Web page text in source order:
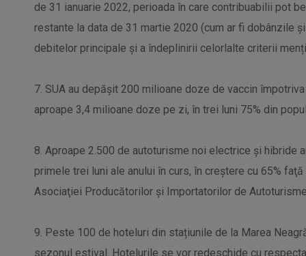
de 31 ianuarie 2022, perioada în care contribuabilii pot
restante la data de 31 martie 2020 (cum ar fi dobânzile
debitelor principale și a îndeplinirii celorlalte criterii
7. SUA au depășit 200 milioane doze de vaccin
aproape 3,4 milioane doze pe zi, în trei luni 75% din
8. Aproape 2.500 de autoturisme noi electrice şi hibride
primele trei luni ale anului în curs, în creştere cu 65%
Asociaţiei Producătorilor şi Importatorilor de
9. Peste 100 de hoteluri din stațiunile de la Marea
sezonul estival. Hotelurile se vor redeschide cu